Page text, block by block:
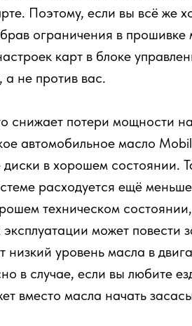
Поэтому, если вы всё же
ограничения в прошивке
карт в блоке
а не против вас.
снижает потери мощности
автомобильное масло
в хорошем состоянии.
расходуется ещё
техническом
может повести
уровень масла в
в случае, если вы любите
вместо масла начать